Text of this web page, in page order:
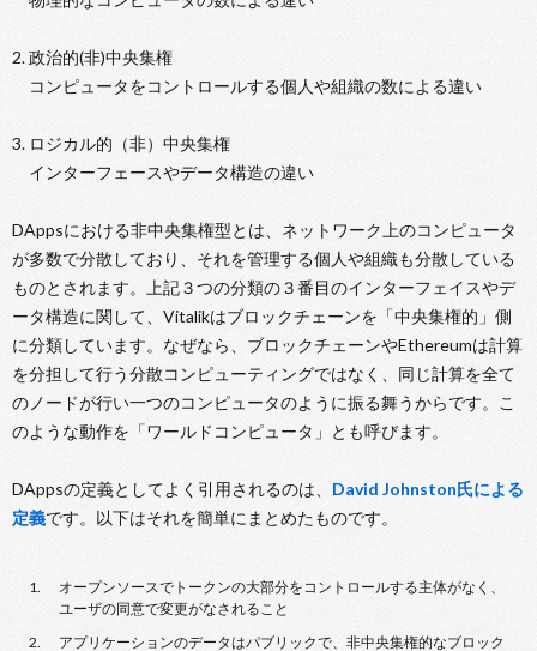
2. 政治的(非)中央集権
コンピュータをコントロールする個人や組織の数による違い
3. ロジカル的（非）中央集権
インターフェースやデータ構造の違い
DAppsにおける非中央集権型とは、ネットワーク上のコンピュータ
が多数で分散しており、それを管理する個人や組織も分散している
ものとされます。上記３つの分類の３番目のインターフェイスやデ
ータ構造に関して、Vitalikはブロックチェーンを「中央集権的」側
に分類しています。なぜなら、ブロックチェーンやEthereumは計算
を分担して行う分散コンピューティングではなく、同じ計算を全て
のノードが行い一つのコンピュータのように振る舞うからです。こ
のような動作を「ワールドコンピュータ」とも呼びます。
DAppsの定義としてよく引用されるのは、 David Johnston氏による
定義です。以下はそれを簡単にまとめたものです。
オープンソースでトークンの大部分をコントロールする主体がなく、
ユーザの同意で変更がなされること
アプリケーションのデータはパブリックで、非中央集権的なブロック